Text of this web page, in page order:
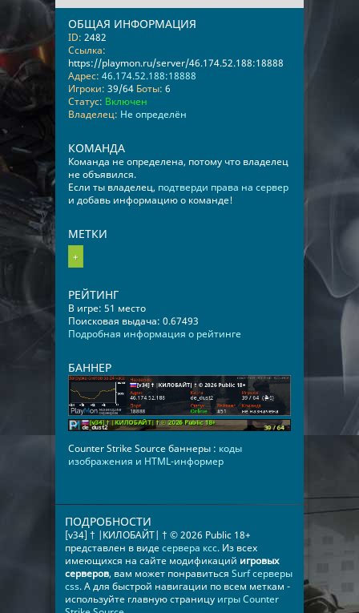
ОБЩАЯ ИНФОРМАЦИЯ
ID: 2482
Ссылка:
https://playmon.ru/server/46.174.52.188:18888
Адрес: 46.174.52.188:18888
Игроки: 39/64 Боты: 6
Статус: Включен
Владелец: Не определён
КОМАНДА
Команда не определена, потому что владелец
не объявился.
Если ты владелец, подтверди права на сервер
и добавь информацию о команде!
МЕТКИ
+
РЕЙТИНГ
В игре: 51 место
Поисковая выдача: 0.67493
Подробная информация о рейтинге
БАННЕР
Counter Strike Source баннеры : коды
изображения и HTML-информер
ПОДРОБНОСТИ
[v34] † |КИЛОБАЙТ| † © 2026 Public 18+
представлен в видесервера ксс. Из всех
имеющихся на сайте модификаций игровых
серверов, вам может понравиться Surf серверы
css. А для быстрой навигации по всем меткам -
используйте главную страницу игры Counter